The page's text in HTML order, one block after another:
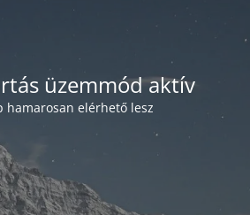
üzemmód aktív
hamarosan elérhető lesz